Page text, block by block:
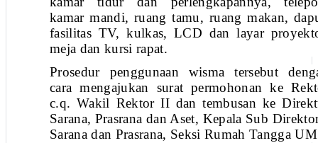
kamar mandi, ruang tamu, ruang makan,
fasilitas TV, kulkas, LCD dan layar
meja dan kursi rapat.
Prosedur penggunaan wisma tersebut
cara mengajukan surat permohonan ke
c.q. Wakil Rektor II dan tembusan ke
Sarana, Prasrana dan Aset, Kepala Sub
Sarana dan Prasrana, Seksi Rumah Tangga